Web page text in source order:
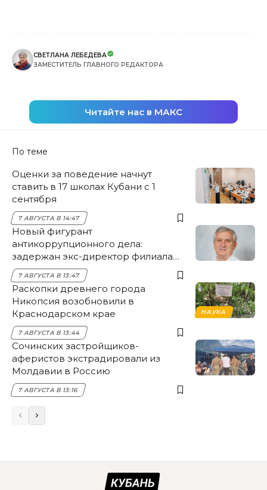
СВЕТЛАНА ЛЕБЕДЕВА
ЗАМЕСТИТЕЛЬ ГЛАВНОГО РЕДАКТОРА
Читайте нас в МАКС
По теме
Оценки за поведение начнут
ставить в 17 школах Кубани с 1
сентября
7 АВГУСТА В 14:47
Новый фигурант
антикоррупционного дела:
задержан экс-директор филиала
НЭСК Крымска
7 АВГУСТА В 13:47
НАУКА
Раскопки древнего города
Никопсия возобновили в
Краснодарском крае
7 АВГУСТА В 13:44
Сочинских застройщиков-
аферистов экстрадировали из
Молдавии в Россию
7 АВГУСТА В 13:16